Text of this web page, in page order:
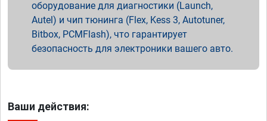
оборудование для диагностики (Launch,
Autel) и чип тюнинга (Flex, Kess 3, Autotuner,
Bitbox, PCMFlash), что гарантирует
безопасность для электроники вашего авто.
Ваши действия: